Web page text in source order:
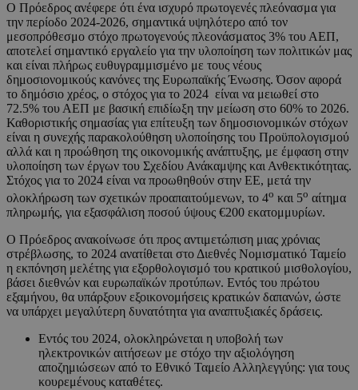
Ο Πρόεδρος ανέφερε ότι ένα ισχυρό πρωτογενές πλεόνασμα για
την περίοδο 2024-2026, σημαντικά υψηλότερο από τον
μεσοπρόθεσμο στόχο πρωτογενούς πλεονάσματος 3% του ΑΕΠ,
αποτελεί σημαντικό εργαλείο για την υλοποίηση των πολιτικών μας
και είναι πλήρως ευθυγραμμισμένο με τους νέους
δημοσιονομικούς κανόνες της Ευρωπαϊκής Ένωσης. Όσον αφορά
το δημόσιο χρέος, ο στόχος για το 2024 είναι να μειωθεί στο
72.5% του ΑΕΠ με βασική επιδίωξη την μείωση στο 60% το 2026.
Καθοριστικής σημασίας για επίτευξη των δημοσιονομικών στόχων
είναι η συνεχής παρακολούθηση υλοποίησης του Προϋπολογισμού
αλλά και η προώθηση της οικονομικής ανάπτυξης, με έμφαση στην
υλοποίηση των έργων του Σχεδίου Ανάκαμψης και Ανθεκτικότητας.
Στόχος για το 2024 είναι να προωθηθούν στην ΕΕ, μετά την
ολοκλήρωση των σχετικών προαπαιτούμενων, το 4ο και 5ο αίτημα
πληρωμής, για εξασφάλιση ποσού ύψους €200 εκατομμυρίων.
Ο Πρόεδρος ανακοίνωσε ότι προς αντιμετώπιση μιας χρόνιας
στρέβλωσης, το 2024 ανατίθεται στο Διεθνές Νομισματικό Ταμείο
η εκπόνηση μελέτης για εξορθολογισμό του κρατικού μισθολογίου,
βάσει διεθνών και ευρωπαϊκών προτύπων. Εντός του πρώτου
εξαμήνου, θα υπάρξουν εξοικονομήσεις κρατικών δαπανών, ώστε
να υπάρχει μεγαλύτερη δυνατότητα για αναπτυξιακές δράσεις.
Eντός του 2024, ολοκληρώνεται η υποβολή των
ηλεκτρονικών αιτήσεων με στόχο την αξιολόγηση
αποζημιώσεων από το Εθνικό Ταμείο Αλληλεγγύης: για τους
κουρεμένους καταθέτες.